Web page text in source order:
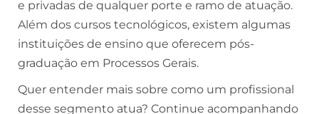
e privadas de qualquer porte e ramo de atuação.
Além dos cursos tecnológicos, existem algumas
instituições de ensino que oferecem pós-
graduação em Processos Gerais.
Quer entender mais sobre como um profissional
desse segmento atua? Continue acompanhando